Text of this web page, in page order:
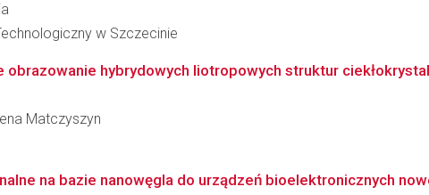
w Szczecinie
hybrydowych liotropowych struktur
Matczyszyn
na bazie nanowęgla do urządzeń bioelektronicznych